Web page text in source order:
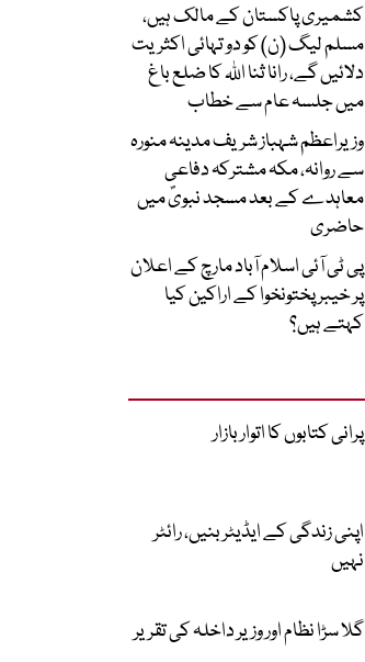
کشمیری پاکستان کے مالک ہیں،
مسلم لیگ (ن) کو دو تہائی اکثریت
دلائیں گے، رانا ثنا اللہ کا ضلع باغ
میں جلسہ عام سے خطاب
وزیراعظم شہباز شریف مدینہ منورہ
سے روانہ، مکہ مشترکہ دفاعی
معاہدے کے بعد مسجد نبویؐ میں
حاضری
پی ٹی آئی اسلام آباد مارچ کے اعلان
پر خیبر پختونخوا کے اراکین کیا
کہتے ہیں؟
پرانی کتابوں کا اتوار بازار
اپنی زندگی کے ایڈیٹر بنیں، رائٹر
نہیں
گلا سڑا نظام اور وزیر داخلہ کی تقریر